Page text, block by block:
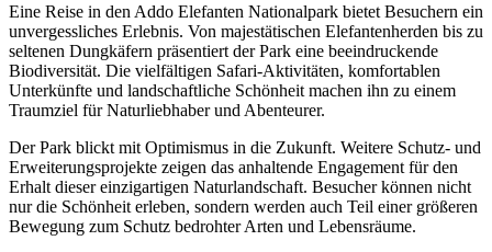
Eine Reise in den Addo Elefanten Nationalpark bietet Besuchern ein
unvergessliches Erlebnis. Von majestätischen Elefantenherden bis zu
seltenen Dungkäfern präsentiert der Park eine beeindruckende
Biodiversität. Die vielfältigen Safari-Aktivitäten, komfortablen
Unterkünfte und landschaftliche Schönheit machen ihn zu einem
Traumziel für Naturliebhaber und Abenteurer.
Der Park blickt mit Optimismus in die Zukunft. Weitere Schutz- und
Erweiterungsprojekte zeigen das anhaltende Engagement für den
Erhalt dieser einzigartigen Naturlandschaft. Besucher können nicht
nur die Schönheit erleben, sondern werden auch Teil einer größeren
Bewegung zum Schutz bedrohter Arten und Lebensräume.